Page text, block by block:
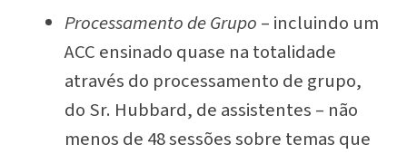
Processamento de Grupo – incluindo um
ACC ensinado quase na totalidade
através do processamento de grupo,
do Sr. Hubbard, de assistentes – não
menos de 48 sessões sobre temas que